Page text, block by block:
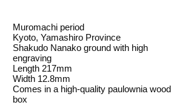
Muromachi period
Kyoto, Yamashiro Province
Shakudo Nanako ground with high
engraving
Length 217mm
Width 12.8mm
Comes in a high-quality paulownia wood
box